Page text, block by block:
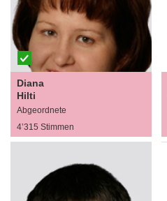
Diana
Hilti
Abgeordnete
4’315 Stimmen